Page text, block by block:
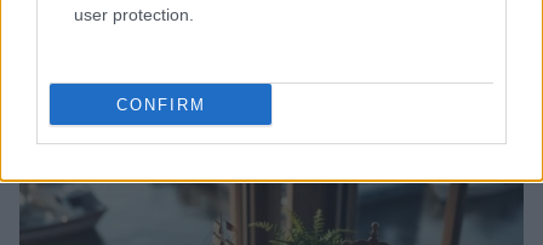
user protection.
CONFIRM
Linda Pellegrini · 7 Lug 2026